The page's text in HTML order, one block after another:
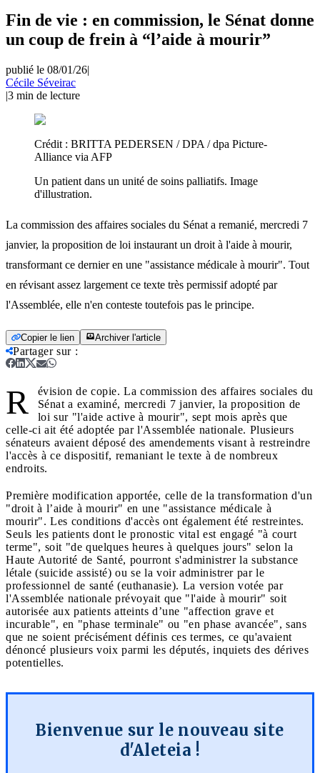
Fin de vie : en commission, le Sénat donne
un coup de frein à “l’aide à mourir”
publié le 08/01/26|
Cécile Séveirac
|3 min de lecture
Crédit : BRITTA PEDERSEN / DPA / dpa Picture-
Alliance via AFP
Un patient dans un unité de soins palliatifs. Image
d'illustration.
La commission des affaires sociales du Sénat a remanié, mercredi 7
janvier, la proposition de loi instaurant un droit à l'aide à mourir,
transformant ce dernier en une "assistance médicale à mourir". Tout
en révisant assez largement ce texte très permissif adopté par
l'Assemblée, elle n'en conteste toutefois pas le principe.
Copier le lien Archiver l'article
Partager sur:
R
évision de copie. La commission des affaires sociales du
Sénat a examiné, mercredi 7 janvier, la proposition de
loi sur "l'aide active à mourir", sept mois après que
celle-ci ait été adoptée par l'Assemblée nationale. Plusieurs
sénateurs avaient déposé des amendements visant à restreindre
l'accès à ce dispositif, remaniant le texte à de nombreux
endroits.
Première modification apportée, celle de la transformation d'un
"droit à l’aide à mourir" en une "assistance médicale à
mourir". Les conditions d'accès ont également été restreintes.
Seuls les patients dont le pronostic vital est engagé "à court
terme", soit "de quelques heures à quelques jours" selon la
Haute Autorité de Santé, pourront s'administrer la substance
létale (suicide assisté) ou se la voir administrer par le
professionnel de santé (euthanasie). La version votée par
l'Assemblée nationale prévoyait que "l'aide à mourir" soit
autorisée aux patients atteints d’une "affection grave et
incurable", en "phase terminale" ou "en phase avancée", sans
que ne soient précisément définis ces termes, ce qu'avaient
dénoncé plusieurs voix parmi les députés, inquiets des dérives
potentielles.
Bienvenue sur le nouveau site
d'Aleteia !